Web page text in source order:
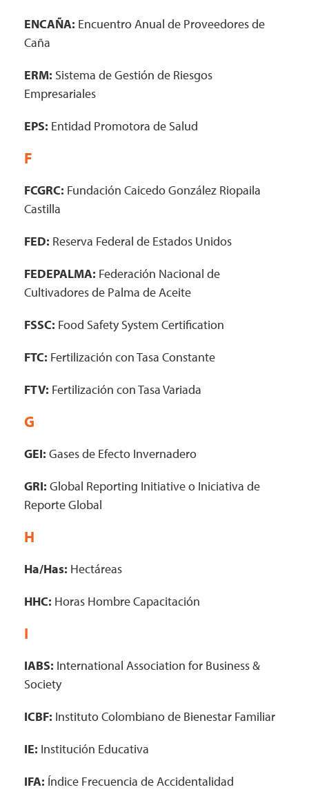
ENCAÑA: Encuentro Anual de Proveedores de
Caña
ERM: Sistema de Gestión de Riesgos
Empresariales
EPS: Entidad Promotora de Salud
F
FCGRC: Fundación Caicedo González Riopaila
Castilla
FED: Reserva Federal de Estados Unidos
FEDEPALMA: Federación Nacional de
Cultivadores de Palma de Aceite
FSSC: Food Safety System Certification
FTC: Fertilización con Tasa Constante
FTV: Fertilización con Tasa Variada
G
GEI: Gases de Efecto Invernadero
GRI: Global Reporting Initiative o Iniciativa de
Reporte Global
H
Ha/Has: Hectáreas
HHC: Horas Hombre Capacitación
I
IABS: International Association for Business &
Society
ICBF: Instituto Colombiano de Bienestar Familiar
IE: Institución Educativa
IFA: Índice Frecuencia de Accidentalidad